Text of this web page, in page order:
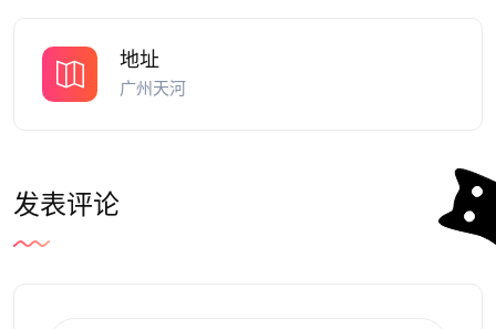
地址
广州天河
发表评论